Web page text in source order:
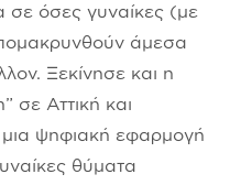
σε όσες γυναίκες (με
άμεσα
Ξεκίνησε και η
σε Αττική και
μια ψηφιακή εφαρμογή
θύματα